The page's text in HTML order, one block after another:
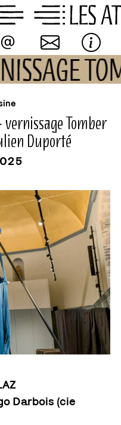
vernissage Tomber
Duporté
Darbois (cie